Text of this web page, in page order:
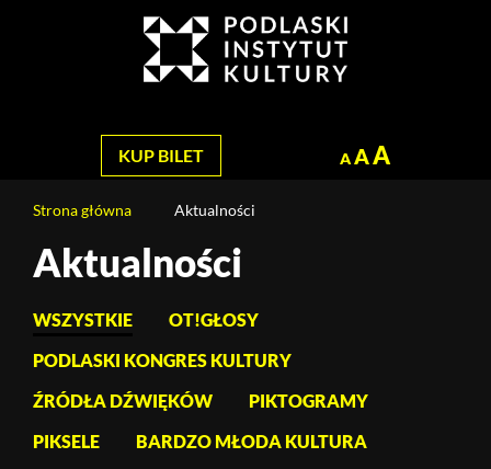
KUP BILET A AA
Strona główna Aktualności
Treść
stronyAktualności
WSZYSTKIE
OT!GŁOSY
PODLASKI KONGRES KULTURY
ŹRÓDŁA DŹWIĘKÓW
PIKTOGRAMY
PIKSELE
BARDZO MŁODA KULTURA